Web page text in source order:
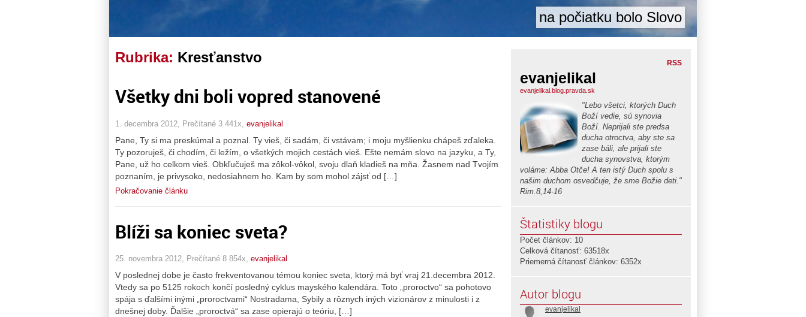
na počiatku bolo Slovo
Rubrika: Kresťanstvo
Všetky dni boli vopred stanovené
1. decembra 2012, Prečítané 3 441x, evanjelikal
Pane, Ty si ma preskúmal a poznal. Ty vieš, či sadám, či vstávam; i moju myšlienku chápeš zďaleka.
Ty pozoruješ, či chodím, či ležím, o všetkých mojich cestách vieš. Ešte nemám slovo na jazyku, a Ty,
Pane, už ho celkom vieš. Obkľučuješ ma zôkol-vôkol, svoju dlaň kladieš na mňa. Žasnem nad Tvojím
poznaním, je privysoko, nedosiahnem ho. Kam by som mohol zájsť od […]
Pokračovanie článku
Blíži sa koniec sveta?
25. novembra 2012, Prečítané 8 854x, evanjelikal
V poslednej dobe je často frekventovanou témou koniec sveta, ktorý má byť vraj 21.decembra 2012.
Vtedy sa po 5125 rokoch končí posledný cyklus mayského kalendára. Toto „proroctvo“ sa pohotovo
spája s ďalšími inými „proroctvami“ Nostradama, Sybily a rôznych iných vizionárov z minulosti i z
dnešnej doby. Ďalšie „proroctvá“ sa zase opierajú o teóriu, […]
RSS
evanjelikal
evanjelikal.blog.pravda.sk
"Lebo všetci, ktorých Duch
Boží vedie, sú synovia
Boží. Neprijali ste predsa
ducha otroctva, aby ste sa
zase báli, ale prijali ste
ducha synovstva, ktorým
voláme: Abba Otče! A ten istý Duch spolu s
našim duchom osvedčuje, že sme Božie deti."
Rim.8,14-16
Štatistiky blogu
Počet článkov: 10
Celková čítanosť: 63518x
Priemerná čítanosť článkov: 6352x
Autor blogu
evanjelikal